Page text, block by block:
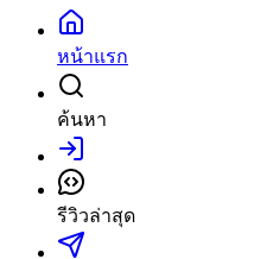
หน้าแรก
ค้นหา
เข้าสู่ระบบ
รีวิวล่าสุด